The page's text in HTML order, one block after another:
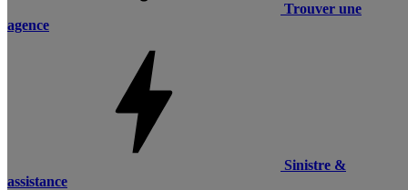
Trouver une
agence
Sinistre &
assistance